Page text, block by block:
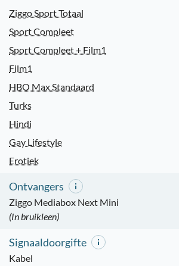
Ziggo Sport Totaal
Sport Compleet
Sport Compleet + Film1
Film1
HBO Max Standaard
Turks
Hindi
Gay Lifestyle
Erotiek
Ontvangers
Ziggo Mediabox Next Mini
(In bruikleen)
Signaaldoorgifte
Kabel